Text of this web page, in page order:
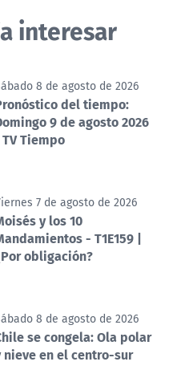
interesar
8 de agosto de 2026
del tiempo:
9 de agosto 2026
Tiempo
7 de agosto de 2026
y los 10
- T1E159 |
obligación?
8 de agosto de 2026
se congela: Ola polar
nieve en el centro-sur